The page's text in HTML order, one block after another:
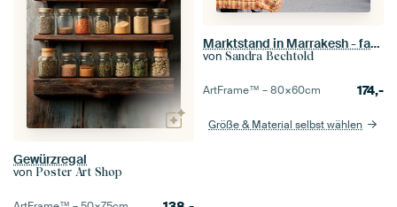
Gewürzregal
von Poster Art Shop
Marktstand in Marrakesh - farbenfrohes Wandbild Reise
von Sandra Bechtold
ArtFrame™ –80×60cm 174,-
Größe & Material selbst wählen